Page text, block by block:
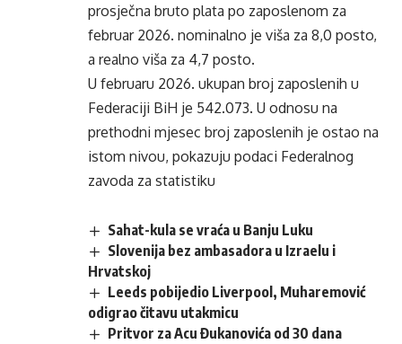
prosječna bruto plata po zaposlenom za
februar 2026. nominalno je viša za 8,0 posto,
a realno viša za 4,7 posto.
U februaru 2026. ukupan broj zaposlenih u
Federaciji BiH je 542.073. U odnosu na
prethodni mjesec broj zaposlenih je ostao na
istom nivou, pokazuju podaci Federalnog
zavoda za statistiku
Sahat-kula se vraća u Banju Luku
Slovenija bez ambasadora u Izraelu i
Hrvatskoj
Leeds pobijedio Liverpool, Muharemović
odigrao čitavu utakmicu
Pritvor za Acu Đukanovića od 30 dana